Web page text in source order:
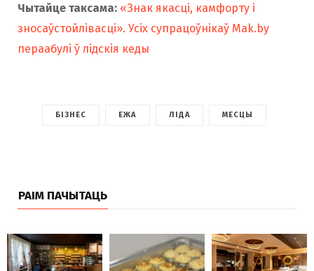
Чытайце таксама: «Знак якасці, камфорту і
зносаўстойлівасці». Усіх супрацоўнікаў Mak.by
пераабулі ў лідскія кеды
БІЗНЕС ЕЖА ЛІДА МЕСЦЫ
РАІМ ПАЧЫТАЦЬ